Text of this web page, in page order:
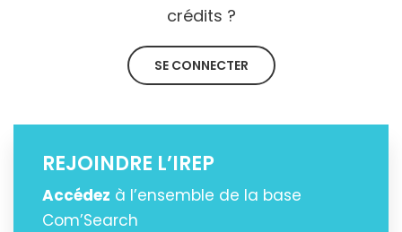
crédits ?
SE CONNECTER
REJOINDRE L’IREP
Accédez à l’ensemble de la base
Com’Search